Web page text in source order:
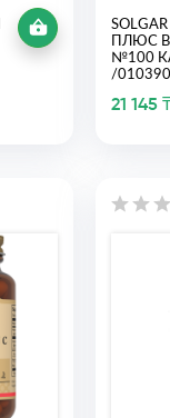
ПЛЮС
№100
/
21 145